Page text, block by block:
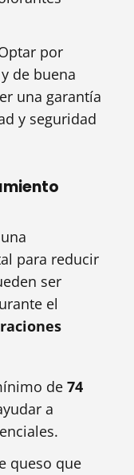
por
de buena
una garantía
y seguridad
para reducir
ser
el
de 74
a
queso que